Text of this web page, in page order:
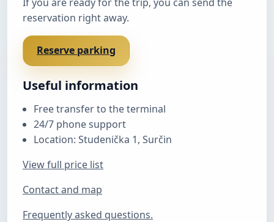
reservation right away.
Reserve parking
Useful information
Free transfer to the terminal
24/7 phone support
Location: Studenička 1, Surčin
View full price list
Contact and map
Frequently asked questions.